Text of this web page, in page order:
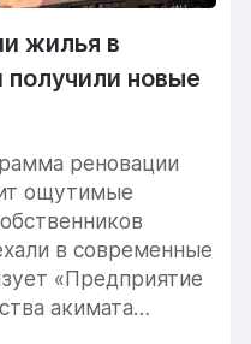
жилья в
новые
реновации
ощутимые
в современные
«Предприятие
акимата